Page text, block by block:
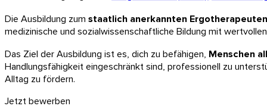
Die Ausbildung zum staatlich anerkannten Ergotherapeuten
medizinische und sozialwissenschaftliche Bildung mit
Das Ziel der Ausbildung ist es, dich zu befähigen, Menschen
Handlungsfähigkeit eingeschränkt sind, professionell zu
Alltag zu fördern.
Jetzt bewerben